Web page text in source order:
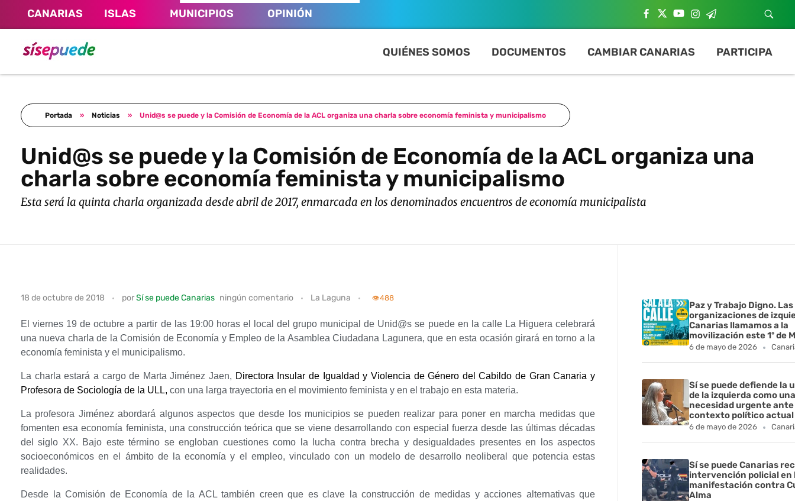
CANARIAS ISLAS MUNICIPIOS OPINIÓN
QUIÉNES SOMOS DOCUMENTOS CAMBIAR CANARIAS PARTICIPA
Portada » Noticias » Unid@s se puede y la Comisión de Economía de la ACL organiza una charla sobre economía feminista y municipalismo
Unid@s se puede y la Comisión de Economía de la ACL organiza una
charla sobre economía feminista y municipalismo
Esta será la quinta charla organizada desde abril de 2017, enmarcada en los denominados encuentros de economía municipalista
U
n
i
@
s
s
e
p
18 de octubre de 2018 porSí se puede Canarias ningún comentario La Laguna 👁️488
El viernes 19 de octubre a partir de las 19:00 horas el local del grupo municipal de Unid@s se puede en la calle La Higuera celebrará
una nueva charla de la Comisión de Economía y Empleo de la Asamblea Ciudadana Lagunera, que en esta ocasión girará en torno a la
economía feminista y el municipalismo.
La charla estará a cargo de Marta Jiménez Jaen, Directora Insular de Igualdad y Violencia de Género del Cabildo de Gran Canaria y
Profesora de Sociología de la ULL, con una larga trayectoria en el movimiento feminista y en el trabajo en esta materia.
La profesora Jiménez abordará algunos aspectos que desde los municipios se pueden realizar para poner en marcha medidas que
fomenten esa economía feminista, una construcción teórica que se viene desarrollando con especial fuerza desde las últimas décadas
del siglo XX. Bajo este término se engloban cuestiones como la lucha contra brecha y desigualdades presentes en los aspectos
socioeconómicos en el ámbito de la economía y el empleo, vinculado con un modelo de desarrollo neoliberal que potencia estas
realidades.
Desde la Comisión de Economía de la ACL también creen que es clave la construcción de medidas y acciones alternativas que
Paz y Trabajo Digno. Las
organizaciones de
Canarias llamamos a la
movilización este 1º de
6 de mayo de 2026
Sí se puede defiende la
de la izquierda como una
necesidad urgente ante
contexto político actual
6 de mayo de 2026
Sí se puede Canarias
intervención policial en
manifestación contra
Alma